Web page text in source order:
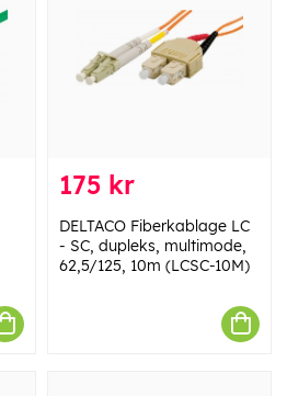
175 kr
DELTACO Fiberkablage LC
- SC, dupleks, multimode,
62,5/125, 10m (LCSC-10M)